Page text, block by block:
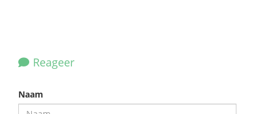
Reageer
Naam